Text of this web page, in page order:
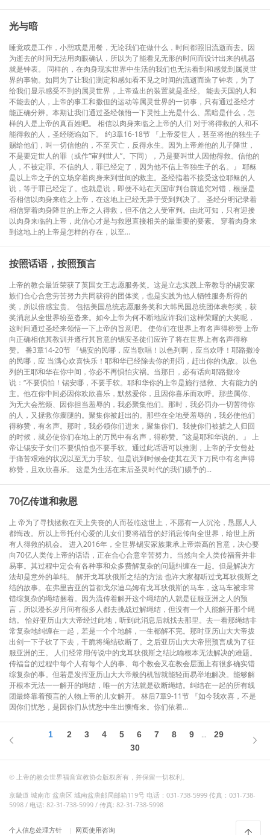
光与暗
睡觉或是工作，小憩或是用餐，无论我们在做什么，时间都照旧流逝而去。因
为逝去的时间无法用肉眼确认，所以为了能看见无形的时间而设计出来的机器
就是钟表。 同样的，在肉身现实世界中生活的我们也无法看到和感觉到属灵世
界的事物。如同为了让我们测定和感知看不见之时间的流逝而造了钟表，为了
给我们显示感受不到的属灵世界，上帝造出的装置就是圣经。 能去天国的人和
不能去的人，上帝的事工和撒但的运动等属灵世界的一切事，只有通过圣经才
能正确分辨。本期让我们通过圣经领悟一下灵性上光是什么、黑暗是什么，怎
样的人是上帝的真百姓吧。 相信以肉身来临之上帝的人们 对于将得救的人和不
能得救的人，圣经晓谕如下。 约3章16-18节 『上帝爱世人，甚至将他的独生子
赐给他们，叫一切信他的，不至灭亡，反得永生。因为上帝差他的儿子降世，
不是要定世人的罪（或作“审判世人”。下同），乃是要叫世人因他得救。信他的
人，不被定罪。不信的人，罪已经定了，因为他不信上帝独生子的名。』 耶稣
是以上帝之子的立场穿着肉身来到世间的救主。圣经指着不接受这位耶稣的人
说，等于罪已经定了。也就是说，即便不站在天国审判台前追究对错，根据是
否相信以肉身来临之上帝，在这地上已经无异于受到判决了。 圣经分明记录着
相信穿着肉身降世的上帝之人得救，但不信之人受审判。由此可知，只有迎接
以肉身来临的上帝，此信心才是与救恩直接相关的最重要的要素。 穿着肉身来
到这地上的上帝是怎样的存在，以至...
按照话语，按照预言
上帝的教会最近荣获了英国女王志愿服务奖。这是立志实践上帝教导的锡安家
族们合心合意劳苦努力共同获得的团体奖，也是实践为他人牺牲服务所得的
奖，所以倍感宝贵。 包括美国总统志愿服务奖和大韩民国总统团体表彰奖，获
奖消息从全世界纷至沓来。如今上帝为何不断地应许我们这样荣耀的大奖呢，
这时间通过圣经来领悟一下上帝的旨意吧。 使你们在世界上有名声得称赞 上帝
向正确相信其教训并遵行其旨意的锡安圣徒们应许了将在世界上有名声得称
赞。 番3章14-20节 『锡安的民哪，应当歌唱！以色列啊，应当欢呼！耶路撒冷
的民哪，应 当满心欢喜快乐！耶和华已经除去你的刑罚，赶出你的仇敌。以色
列的王耶和华在你中间，你必不再惧怕灾祸。当那日，必有话向耶路撒冷
说：“不要惧怕！锡安哪，不要手软。耶和华你的上帝是施行拯救、大有能力的
主。他在你中间必因你欢欣喜乐，默然爱你，且因你喜乐而欢呼。那些属你、
为无大会愁烦、因你担当羞辱的，我必聚集他们。那时，我必罚办一切苦待你
的人，又拯救你瘸腿的。聚集你被赶出的。那些在全地受羞辱的，我必使他们
得称赞，有名声。那时，我必领你们进来，聚集你们。我使你们被掳之人归回
的时候，就必使你们在地上的万民中有名声，得称赞。”这是耶和华说的。』 上
帝让锡安子女们不要惧怕也不要手软。通过此话语可以推测，上帝的子女曾处
于痛苦艰难的状况以至无力手软。但是说到时候会使其在天下万民中有名声得
称赞，且欢欣喜乐。 这是为生活在末后圣灵时代的我们赐予的...
70亿传道和救恩
上 帝为了寻找拯救在天上失丧的人而莅临这世上，不愿有一人沉沦，恳愿人人
都悔改。所以上帝托付心爱的儿女们要将福音的好消息传向全世界，给世上所
有人得救的机会。 进入2016年，全世界锡安家族秉承上帝崇高的旨意，决心要
向70亿人类传上帝的话语，正在合心合意辛苦努力。当然向全人类传福音并非
易事。其过程中定会有各种事和众多费解复杂的问题纠缠在一起。但是解决方
法却是意外的单纯。 解开戈耳狄俄斯之结的方法 也许大家都听过戈耳狄俄斯之
结的故事。在弗里吉亚的首都戈尔迪乌姆有戈耳狄俄斯的马车，这马车被非常
错综复杂的绳结捆着。因为流传着解开这个绳结的人就是征服亚洲之人的预
言，所以漫长岁月间有很多人都去挑战过解绳结，但没有一个人能解开那个绳
结。 恰好亚历山大大帝经过此地，听到此消息后就找去那里。去一看那绳结非
常复杂地纠缠在一起，若是一个个地解，一生都解不完。那时亚历山大大帝拔
出剑一下子砍了下去，干脆将绳结砍断了。之后亚历山大大帝照预言成为了征
服亚洲的王。 人们经常用传说中的戈耳狄俄斯之结比喻根本无法解决的难题。
传福音的过程中每个人有每个人的事、每个教会又在教会层面上有很多确实错
综复杂的事。但若是发挥亚历山大大帝般的机智就能轻而易举地解决。能够解
开根本无法一一解开的绳结，唯一的方法就是砍断绳结。纠结在一起的所有线
团最终靠着预言的人物上帝的儿女解开。 林后7章9-11节 『如今我欢喜，不是
因你们忧愁，是因你们从忧愁中生出懊悔来。你们依着...
1 2 3 4 5 6 7 8 9 ...
29
30
© 上帝的教会世界福音宣教协会版权所有，并保留一切权利。
京畿道 城南市 盆唐区 城南盆唐邮局邮箱119号 电话：031-738-5999 传真：031-738-
5998 / 电话: 82-31-738-5999 / 传真: 82-31-738-5998
个人信息处理方针 网页使用咨询